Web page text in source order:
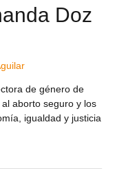
Doz
de género de
aborto seguro y los
igualdad y justicia